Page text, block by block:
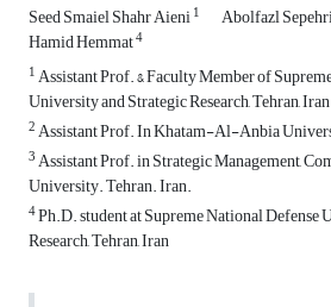
Seed Smaiel Shahr Aieni1 Abolfazl
Hamid Hemmat4
1Assistant Prof. & Faculty Member of
University and Strategic Research, Tehran, Iran
2Assistant Prof. In Khatam-Al-Anbia
3Assistant Prof. in Strategic Management,
University. Tehran. Iran.
4Ph.D. student at Supreme National Defense
Research, Tehran, Iran